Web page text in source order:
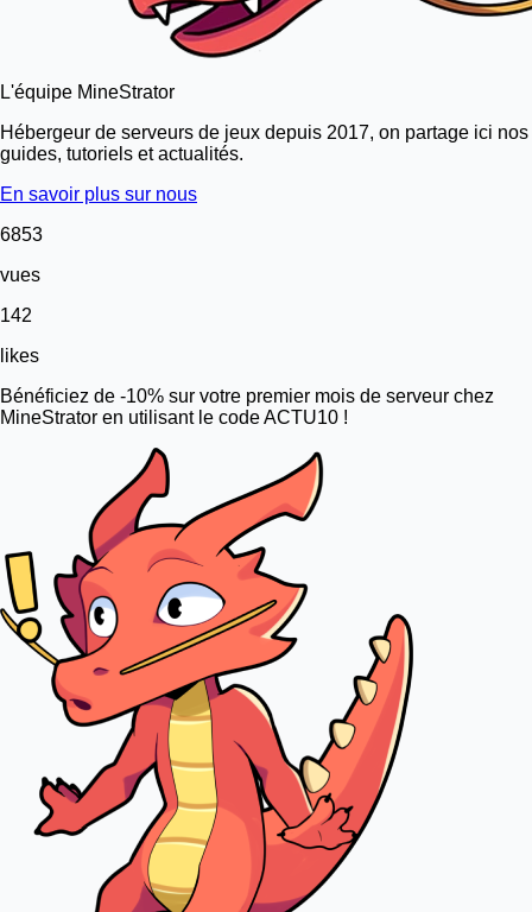
L'équipe MineStrator
Hébergeur de serveurs de jeux depuis 2017, on partage ici nos
guides, tutoriels et actualités.
En savoir plus sur nous
6853
vues
142
likes
Bénéficiez de -10% sur votre premier mois de serveur chez
MineStrator en utilisant le code ACTU10 !